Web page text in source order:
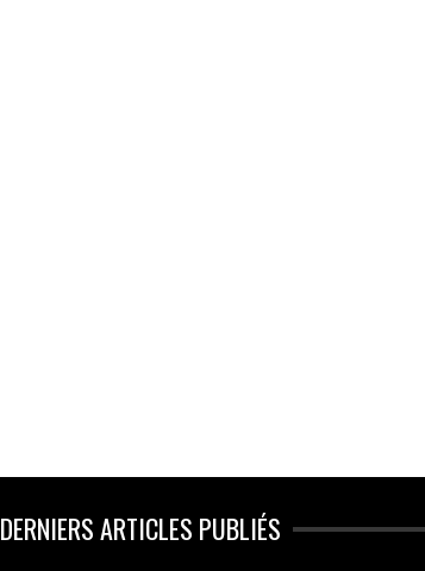
DERNIERS ARTICLES PUBLIÉS